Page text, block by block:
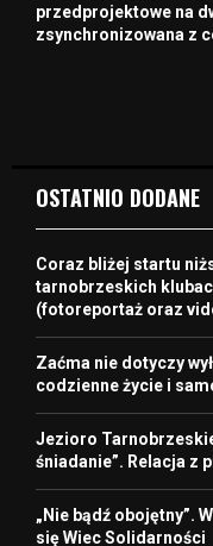
przedprojektowe na
zsynchronizowana z
OSTATNIO DODANE
Coraz bliżej startu
tarnobrzeskich
(fotoreportaż oraz
Zaćma nie dotyczy
codzienne życie i
Jezioro
śniadanie”. Relacja z
„Nie bądź obojętny”.
się Wiec Solidarności